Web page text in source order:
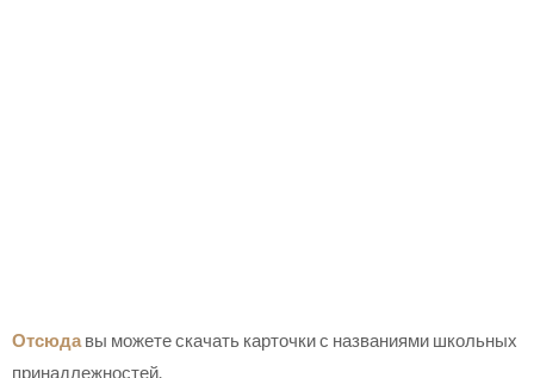
Отсюда вы можете скачать карточки с названиями школьных
принадлежностей.